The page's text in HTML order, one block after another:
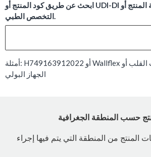
ابحث عن طريق كود المنتج أو UDI-DI أو اسم المنتج أو فئة المنتج أو
التخصص الطبي.
أمثلة: H749163912022 أو Wallflex أو أجهزة تنظيم ضربات القلب أو
الجهاز البولي
حسب المنطقة الجغرافية